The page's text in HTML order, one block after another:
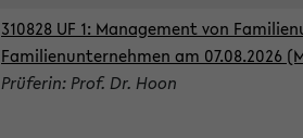
310828 UF 1: Management von
Familienunternehmen am 07.08.2026
Prüferin: Prof. Dr. Hoon